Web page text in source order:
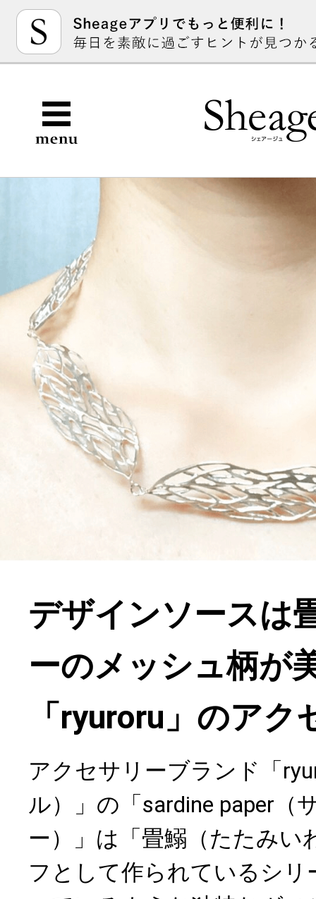
デザインソースは
ーのメッシュ柄が
「ryuroru」のアク
アクセサリーブランド「
ル）」の「sardine paper（
ー）」は「畳鰯（たたみい
フとして作られているシリ